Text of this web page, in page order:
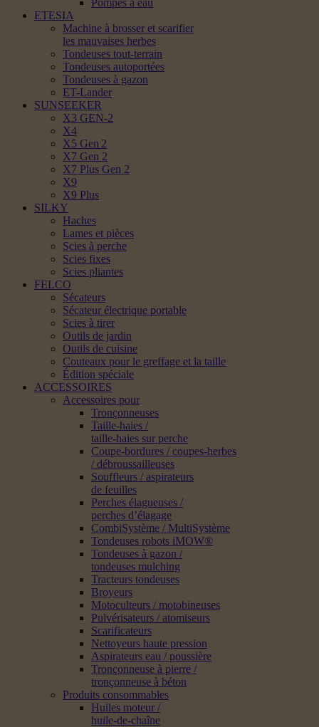
Pompes à eau
ETESIA
Machine à brosser et scarifier
les mauvaises herbes
Tondeuses tout-terrain
Tondeuses autoportées
Tondeuses à gazon
ET-Lander
SUNSEEKER
X3 GEN-2
X4
X5 Gen 2
X7 Gen 2
X7 Plus Gen 2
X9
X9 Plus
SILKY
Haches
Lames et pièces
Scies à perche
Scies fixes
Scies pliantes
FELCO
Sécateurs
Sécateur électrique portable
Scies à tirer
Outils de jardin
Outils de cuisine
Couteaux pour le greffage et la taille
Édition spéciale
ACCESSOIRES
Accessoires pour
Tronçonneuses
Taille-haies /
taille-haies sur perche
Coupe-bordures / coupes-herbes
/ débroussailleuses
Souffleurs / aspirateurs
de feuilles
Perches élagueuses /
perches d’élagage
CombiSystème / MultiSystème
Tondeuses robots iMOW®
Tondeuses à gazon /
tondeuses mulching
Tracteurs tondeuses
Broyeurs
Motoculteurs / motobineuses
Pulvérisateurs / atomiseurs
Scarificateurs
Nettoyeurs haute pression
Aspirateurs eau / poussière
Tronçonneuse à pierre /
tronçonneuse à béton
Produits consommables
Huiles moteur /
huile-de-chaîne